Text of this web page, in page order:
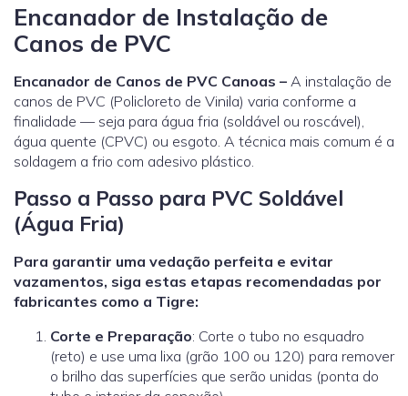
Encanador de Instalação de
Canos de PVC
Encanador de Canos de PVC Canoas – A instalação de
canos de PVC (Policloreto de Vinila) varia conforme a
finalidade — seja para água fria (soldável ou roscável),
água quente (CPVC) ou esgoto. A técnica mais comum é a
soldagem a frio com adesivo plástico.
Passo a Passo para PVC Soldável
(Água Fria)
Para garantir uma vedação perfeita e evitar
vazamentos, siga estas etapas recomendadas por
fabricantes como a Tigre:
Corte e Preparação: Corte o tubo no esquadro
(reto) e use uma lixa (grão 100 ou 120) para remover
o brilho das superfícies que serão unidas (ponta do